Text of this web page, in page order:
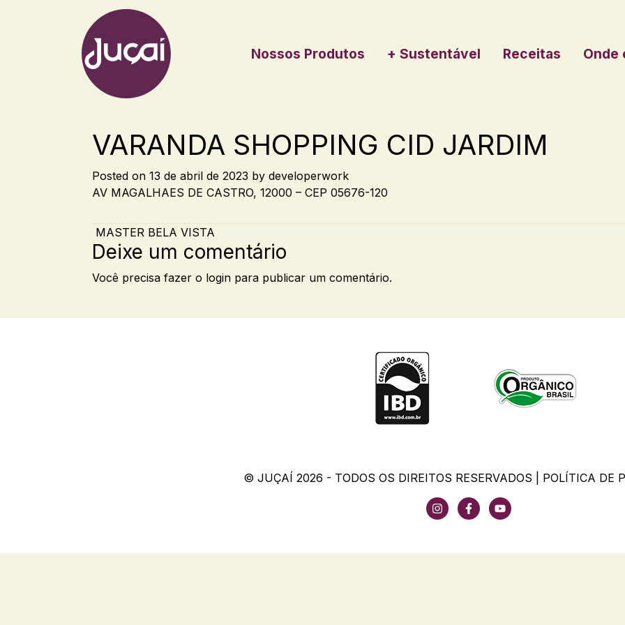
Main Navigation Nossos Produtos + Sustentável Receitas Onde
VARANDA SHOPPING CID JARDIM
Posted on 13 de abril de 2023 by developerwork
AV MAGALHAES DE CASTRO, 12000 – CEP 05676-120
Post navigation
MASTER BELA VISTA
Deixe um comentário
Você precisa fazer o login para publicar um comentário.
© JUÇAÍ 2026 - TODOS OS DIREITOS RESERVADOS | POLÍTICA DE